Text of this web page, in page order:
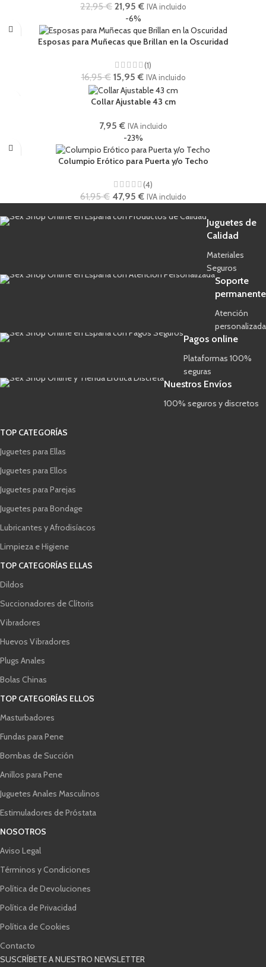
22,95€ 21,95€ IVA incluido
-6%
Esposas para Muñecas que Brillan en la Oscuridad
(1)
16,95€ 15,95€ IVA incluido
Collar Ajustable 43 cm
7,95€ IVA incluido
-23%
Columpio Erótico para Puerta y/o Techo
(4)
61,95€ 47,95€ IVA incluido
Juguetes de
Calidad
Materiales
Seguros
Soporte
permanente
Atención
personalizada
Pagos online
Plataformas 100%
seguras
Nuestros Envíos
100% seguros y discretos
TOP CATEGORÍAS
Juguetes para Ellas
Juguetes para Ellos
Juguetes para Parejas
Juguetes para Bondage
Lubricantes y Afrodisíacos
Limpieza e Higiene
TOP CATEGORÍAS ELLAS
Dildos
Succionadores de Clítoris
Vibradores
Huevos Vibradores
Plugs Anales
Bolas Chinas
TOP CATEGORÍAS ELLOS
Masturbadores
Fundas para Pene
Bombas de Succión
Anillos para Pene
Juguetes Anales Masculinos
Estimuladores de Próstata
NOSOTROS
Aviso Legal
Términos y Condiciones
Política de Devoluciones
Política de Privacidad
Política de Cookies
Contacto
SUSCRÍBETE A NUESTRO NEWSLETTER